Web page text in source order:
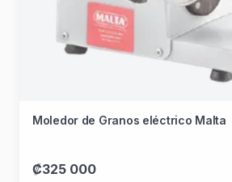
Moledor de Granos eléctrico Malta
₡325 000